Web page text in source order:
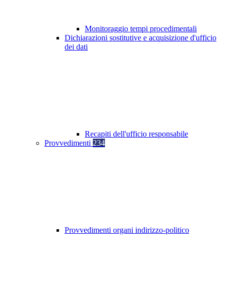
Monitoraggio tempi procedimentali
Dichiarazioni sostitutive e acquisizione d'ufficio
dei dati
Recapiti dell'ufficio responsabile
Provvedimenti 234
Provvedimenti organi indirizzo-politico